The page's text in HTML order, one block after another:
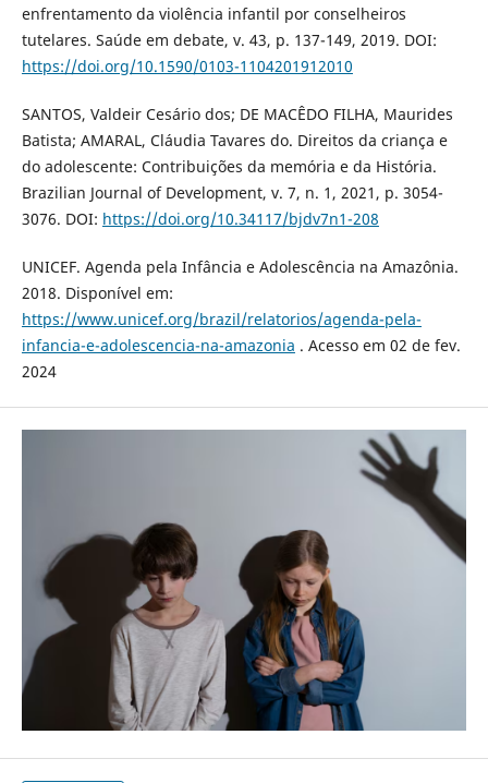
enfrentamento da violência infantil por conselheiros
tutelares. Saúde em debate, v. 43, p. 137-149, 2019. DOI:
https://doi.org/10.1590/0103-1104201912010
SANTOS, Valdeir Cesário dos; DE MACÊDO FILHA, Maurides
Batista; AMARAL, Cláudia Tavares do. Direitos da criança e
do adolescente: Contribuições da memória e da História.
Brazilian Journal of Development, v. 7, n. 1, 2021, p. 3054-
3076. DOI: https://doi.org/10.34117/bjdv7n1-208
UNICEF. Agenda pela Infância e Adolescência na Amazônia.
2018. Disponível em:
https://www.unicef.org/brazil/relatorios/agenda-pela-
infancia-e-adolescencia-na-amazonia . Acesso em 02 de fev.
2024